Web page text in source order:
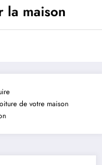
la maison
de votre maison